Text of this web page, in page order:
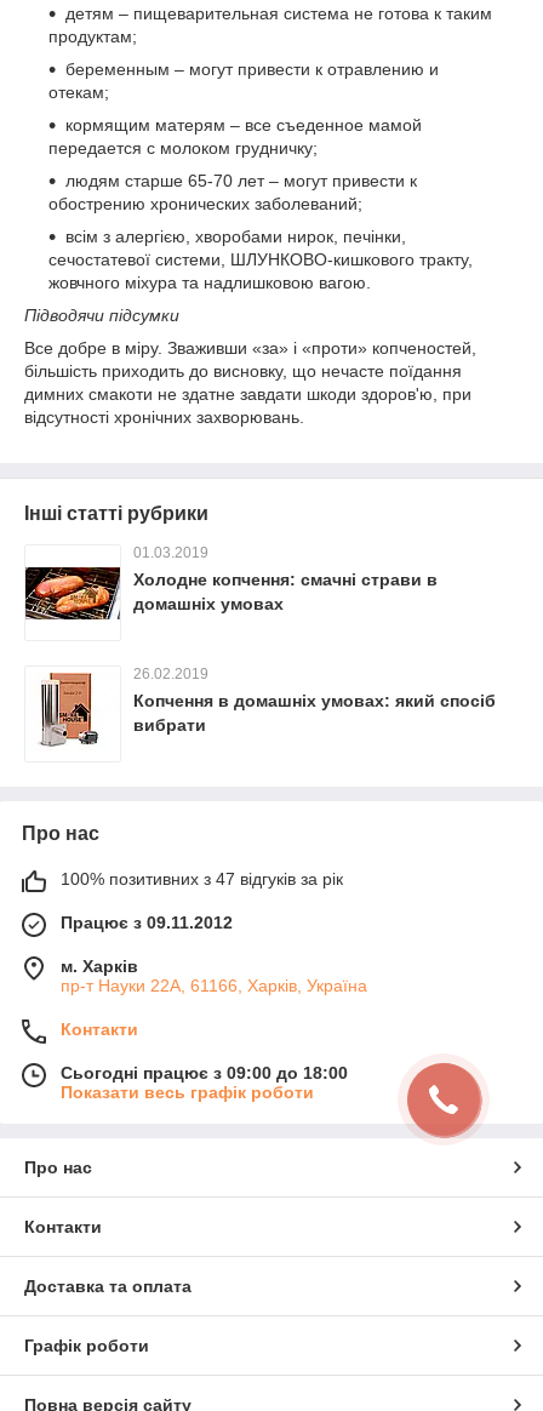
детям – пищеварительная система не готова к таким
продуктам;
беременным – могут привести к отравлению и
отекам;
кормящим матерям – все съеденное мамой
передается с молоком грудничку;
людям старше 65-70 лет – могут привести к
обострению хронических заболеваний;
всім з алергією, хворобами нирок, печінки,
сечостатевої системи, ШЛУНКОВО-кишкового тракту,
жовчного міхура та надлишковою вагою.
Підводячи підсумки
Все добре в міру. Зваживши «за» і «проти» копченостей,
більшість приходить до висновку, що нечасте поїдання
димних смакоти не здатне завдати шкоди здоров'ю, при
відсутності хронічних захворювань.
Інші статті рубрики
01.03.2019
Холодне копчення: смачні страви в
домашніх умовах
26.02.2019
Копчення в домашніх умовах: який спосіб
вибрати
Про нас
100% позитивних з 47 відгуків за рік
Працює з 09.11.2012
м. Харків
пр-т Науки 22А, 61166, Харків, Україна
Контакти
Сьогодні працює з 09:00 до 18:00
Показати весь графік роботи
Про нас
Контакти
Доставка та оплата
Графік роботи
Повна версія сайту